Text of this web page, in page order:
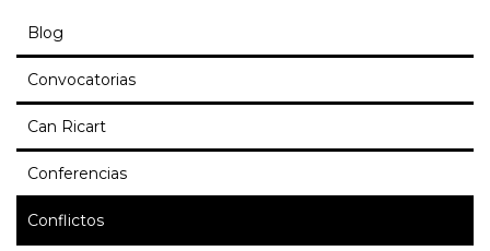
Blog
Convocatorias
Can Ricart
Conferencias
Conflictos